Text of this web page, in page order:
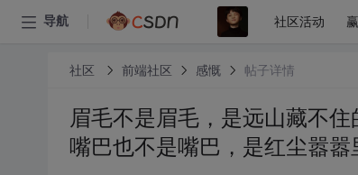
导航 社区活动
社区 前端社区 感慨 帖子详情
眉毛不是眉毛，是远山藏不
嘴巴也不是嘴巴，是红尘嚣